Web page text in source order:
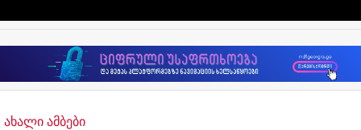
ახალი ამბები